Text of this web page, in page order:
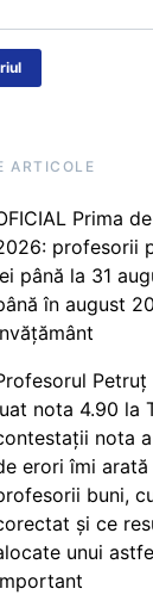
ARTICOLE
Prima
profesorii
până la 31
în august
Petruț
nota 4.90 la
nota
erori îmi
buni,
și ce
unui